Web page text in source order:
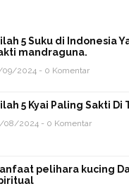
5 Suku di Indonesia
mandraguna.
09/2024 - 0 Komentar
5 Kyai Paling Sakti Di
08/2024 - 0 Komentar
pelihara kucing